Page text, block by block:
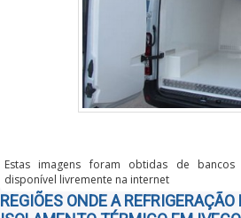
Estas imagens foram obtidas de
disponível livremente na internet
REGIÕES ONDE A